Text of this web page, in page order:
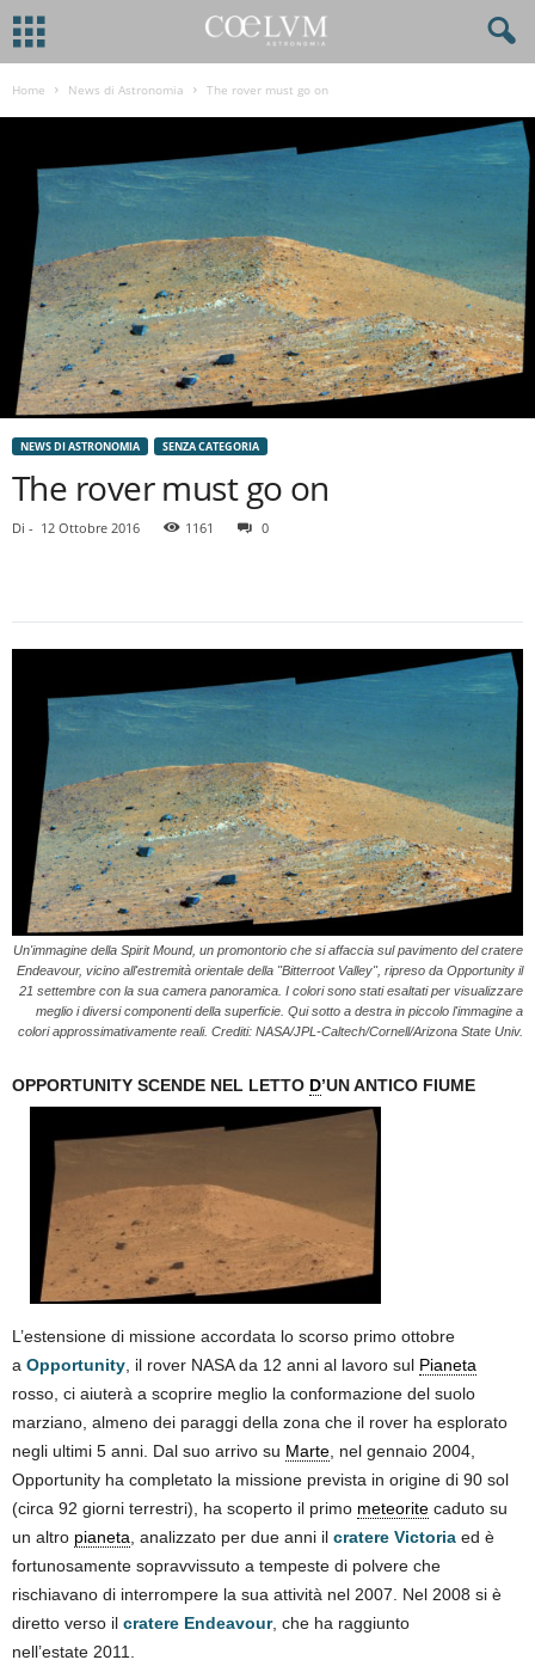
Home News di Astronomia The rover must go on
NEWS DI ASTRONOMIA SENZA CATEGORIA
The rover must go on
Di - 12 Ottobre 2016 1161 0
Un'immagine della Spirit Mound, un promontorio che si affaccia sul pavimento del cratere
Endeavour, vicino all'estremità orientale della "Bitterroot Valley", ripreso da Opportunity il
21 settembre con la sua camera panoramica. I colori sono stati esaltati per visualizzare
meglio i diversi componenti della superficie. Qui sotto a destra in piccolo l'immagine a
colori approssimativamente reali. Crediti: NASA/JPL-Caltech/Cornell/Arizona State Univ.
OPPORTUNITY SCENDE NEL LETTO D’UN ANTICO FIUME
L’estensione di missione accordata lo scorso primo ottobre
a Opportunity , il rover NASA da 12 anni al lavoro sul Pianeta
rosso, ci aiuterà a scoprire meglio la conformazione del suolo
marziano, almeno dei paraggi della zona che il rover ha esplorato
negli ultimi 5 anni. Dal suo arrivo su Marte , nel gennaio 2004,
Opportunity ha completato la missione prevista in origine di 90 sol
(circa 92 giorni terrestri), ha scoperto il primo meteorite caduto su
un altro pianeta , analizzato per due anni il cratere Victoria ed è
fortunosamente sopravvissuto a tempeste di polvere che
rischiavano di interrompere la sua attività nel 2007. Nel 2008 si è
diretto verso il cratere Endeavour, che ha raggiunto
nell’estate 2011.